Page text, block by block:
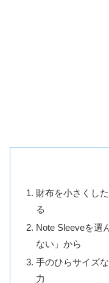
財布を小さくし
る
Note Sleeveを選
ない」から
手のひらサイズ
力